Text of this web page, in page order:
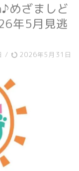
めざましど
年5月見逃
/ 2026年5月31日